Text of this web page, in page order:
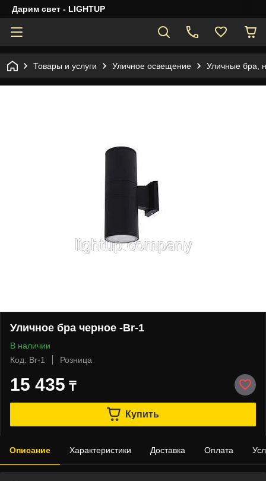
Дарим свет - LIGHTUP
Товары и услуги Уличное освещение Уличные бра,
Уличное бра черное -Br-1
В наличии
Код: Br-1
Розница
15 435 ₸
Купить
Описание Характеристики Доставка Оплата